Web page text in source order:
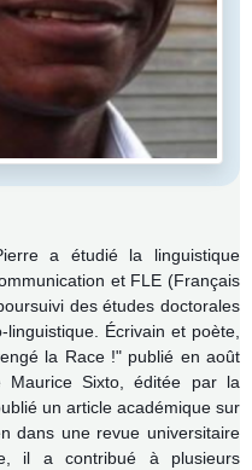
a étudié la linguistique
et FLE (Français
des études doctorales
Écrivain et poète,
la Race !" publié en août
Sixto, éditée par la
un article académique sur
dans une revue universitaire
il a contribué à plusieurs